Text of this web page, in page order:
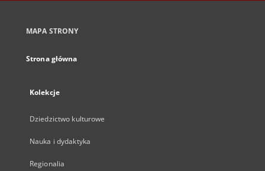
MAPA STRONY
Strona główna
Kolekcje
Dziedzictwo kulturowe
Nauka i dydaktyka
Regionalia